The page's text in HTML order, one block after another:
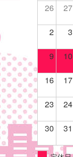
26 27
2 3
9 10
16 17
23 24
30 31